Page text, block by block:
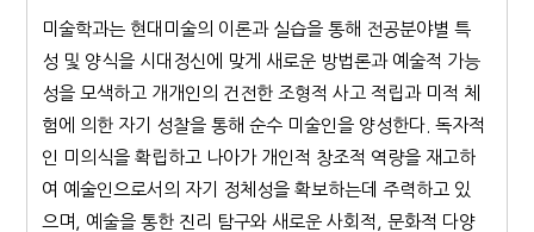
미술학과는 현대미술의 이론과 실습을 통해 전공분야별 특
성 및 양식을 시대정신에 맞게 새로운 방법론과 예술적 가능
성을 모색하고 개개인의 건전한 조형적 사고 적립과 미적 체
험에 의한 자기 성찰을 통해 순수 미술인을 양성한다. 독자적
인 미의식을 확립하고 나아가 개인적 창조적 역량을 재고하
여 예술인으로서의 자기 정체성을 확보하는데 주력하고 있
으며, 예술을 통한 진리 탐구와 새로운 사회적, 문화적 다양